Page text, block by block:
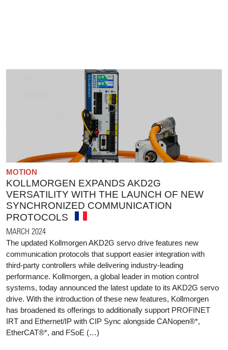
MOTION
KOLLMORGEN EXPANDS AKD2G
VERSATILITY WITH THE LAUNCH OF NEW
SYNCHRONIZED COMMUNICATION
PROTOCOLS
MARCH 2024
The updated Kollmorgen AKD2G servo drive features new
communication protocols that support easier integration with
third-party controllers while delivering industry-leading
performance. Kollmorgen, a global leader in motion control
systems, today announced the latest update to its AKD2G servo
drive. With the introduction of these new features, Kollmorgen
has broadened its offerings to additionally support PROFINET
IRT and Ethernet/IP with CIP Sync alongside CANopen®*,
EtherCAT®*, and FSoE (…)